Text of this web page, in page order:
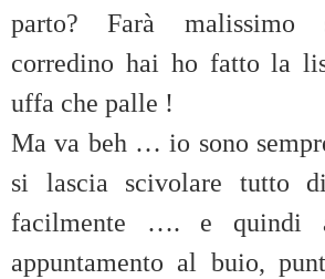
parto? Farà
corredino hai ho fatto la
uffa che palle !
Ma va beh … io sono
si lascia scivolare tutto
facilmente …. e quindi
appuntamento al buio,